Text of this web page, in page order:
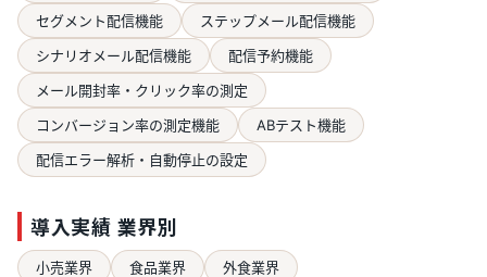
セグメント配信機能
ステップメール配信機能
シナリオメール配信機能
配信予約機能
メール開封率・クリック率の測定
コンバージョン率の測定機能
ABテスト機能
配信エラー解析・自動停止の設定
導入実績 業界別
小売業界 食品業界
外食業界